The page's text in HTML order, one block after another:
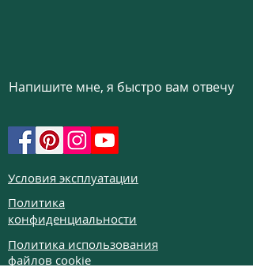
Напишите мне, я быстро вам отвечу
Условия эксплуатации
Политика
конфиденциальности
Политика использования
файлов cookie